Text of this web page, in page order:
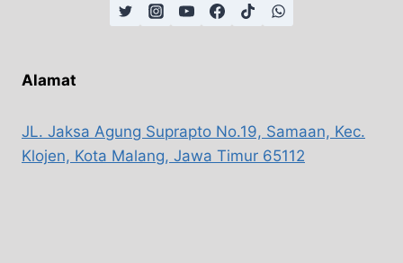
Alamat
JL. Jaksa Agung Suprapto No.19, Samaan, Kec.
Klojen, Kota Malang, Jawa Timur 65112